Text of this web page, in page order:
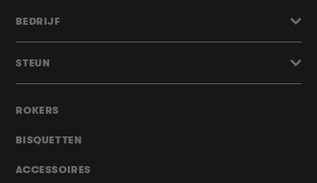
ROKERS
BISQUETTEN
ACCESSOIRES
BEDRIJF
STEUN